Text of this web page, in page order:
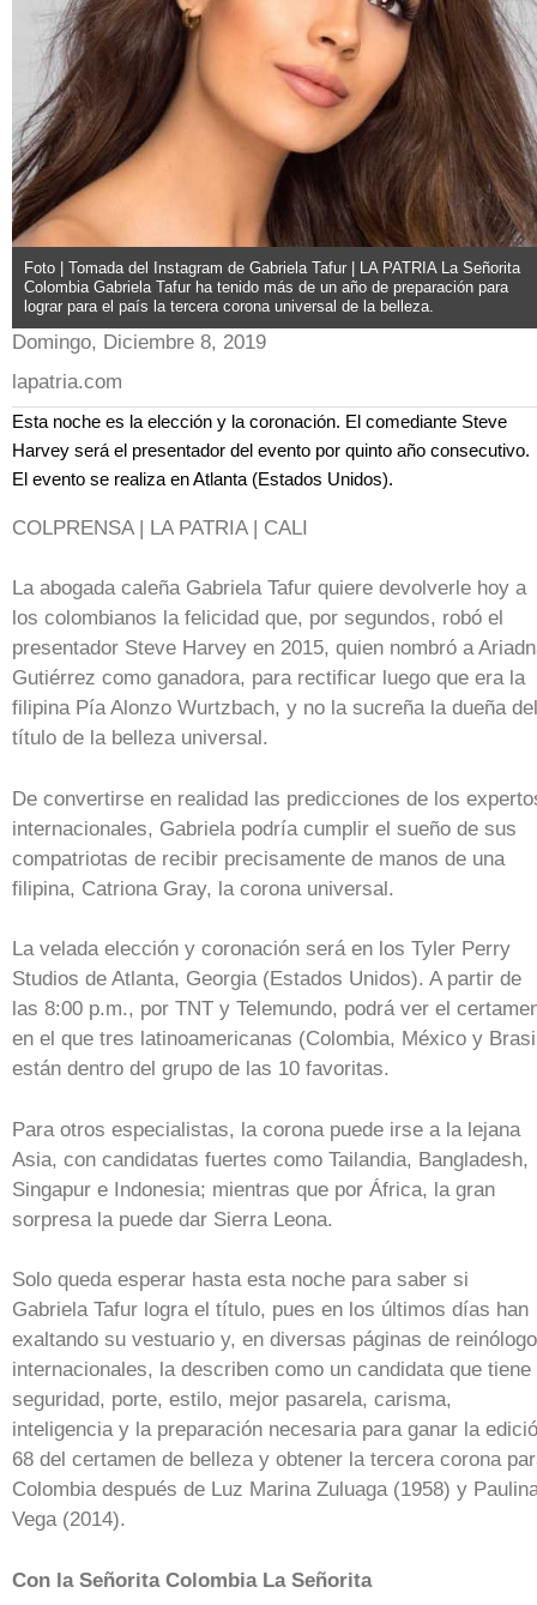
Foto | Tomada del Instagram de Gabriela Tafur | LA PATRIA La Señorita
Colombia Gabriela Tafur ha tenido más de un año de preparación para
lograr para el país la tercera corona universal de la belleza.
Domingo, Diciembre 8, 2019
lapatria.com
Esta noche es la elección y la coronación. El comediante Steve
Harvey será el presentador del evento por quinto año consecutivo.
El evento se realiza en Atlanta (Estados Unidos).
COLPRENSA | LA PATRIA | CALI
La abogada caleña Gabriela Tafur quiere devolverle hoy a
los colombianos la felicidad que, por segundos, robó el
presentador Steve Harvey en 2015, quien nombró a
Gutiérrez como ganadora, para rectificar luego que era la
filipina Pía Alonzo Wurtzbach, y no la sucreña la dueña del
título de la belleza universal.
De convertirse en realidad las predicciones de los
internacionales, Gabriela podría cumplir el sueño de sus
compatriotas de recibir precisamente de manos de una
filipina, Catriona Gray, la corona universal.
La velada elección y coronación será en los Tyler Perry
Studios de Atlanta, Georgia (Estados Unidos). A partir de
las 8:00 p.m., por TNT y Telemundo, podrá ver el
en el que tres latinoamericanas (Colombia, México y
están dentro del grupo de las 10 favoritas.
Para otros especialistas, la corona puede irse a la lejana
Asia, con candidatas fuertes como Tailandia, Bangladesh,
Singapur e Indonesia; mientras que por África, la gran
sorpresa la puede dar Sierra Leona.
Solo queda esperar hasta esta noche para saber si
Gabriela Tafur logra el título, pues en los últimos días han
exaltando su vestuario y, en diversas páginas de
internacionales, la describen como un candidata que tiene
seguridad, porte, estilo, mejor pasarela, carisma,
inteligencia y la preparación necesaria para ganar la
68 del certamen de belleza y obtener la tercera corona
Colombia después de Luz Marina Zuluaga (1958) y
Vega (2014).
Con la Señorita Colombia La Señorita